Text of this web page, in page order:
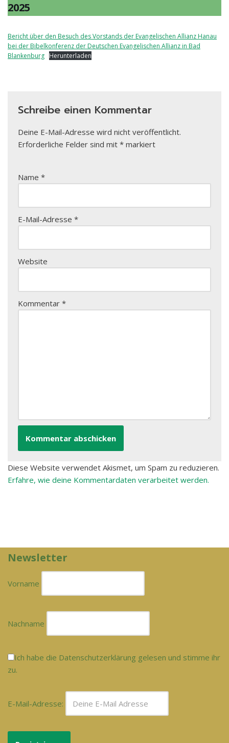
2025
Bericht über den Besuch des Vorstands der Evangelischen Allianz Hanau
bei der Bibelkonferenz der Deutschen Evangelischen Allianz in Bad
Blankenburg Herunterladen
Schreibe einen Kommentar
Deine E-Mail-Adresse wird nicht veröffentlicht.
Erforderliche Felder sind mit * markiert
Name *
E-Mail-Adresse *
Website
Kommentar *
Diese Website verwendet Akismet, um Spam zu reduzieren.
Erfahre, wie deine Kommentardaten verarbeitet werden.
Newsletter
Vorname
Nachname
Ich habe die Datenschutzerklärung gelesen und stimme ihr
zu.
E-Mail-Adresse: